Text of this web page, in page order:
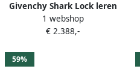
Givenchy Shark Lock leren
laarzen Zwart
1 webshop
€ 2.388,-
59%